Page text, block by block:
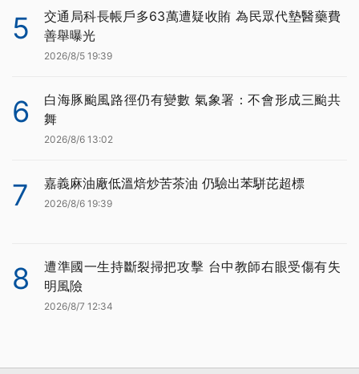
5
交通局科長帳戶多63萬遭疑收賄 為民眾代墊醫藥費
善舉曝光
2026/8/5 19:39
6
白海豚颱風路徑仍有變數 氣象署：不會形成三颱共
舞
2026/8/6 13:02
7 嘉義麻油廠低溫焙炒苦茶油 仍驗出苯駢芘超標
2026/8/6 19:39
8
遭準國一生持斷裂掃把攻擊 台中教師右眼受傷有失
明風險
2026/8/7 12:34